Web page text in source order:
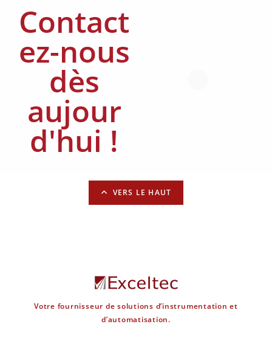
Contact
ez-nous
dès
aujour
d'hui !
VERS LE HAUT
Votre fournisseur de solutions d’instrumentation et
d’automatisation.